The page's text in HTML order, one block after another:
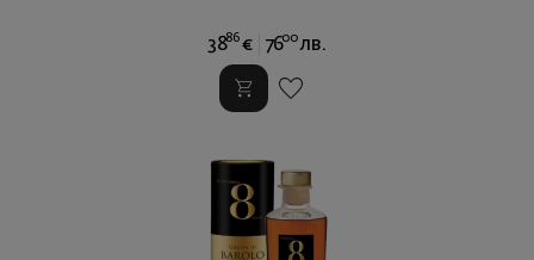
3886 € 7600 лв.